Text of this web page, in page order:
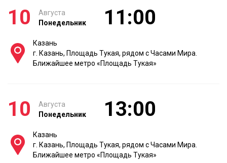
10
Августа
Понедельник
11:00
Казань
г. Казань, Площадь Тукая, рядом с Часами Мира.
Ближайшее метро «Площадь Тукая»
10
Августа
Понедельник
13:00
Казань
г. Казань, Площадь Тукая, рядом с Часами Мира.
Ближайшее метро «Площадь Тукая»